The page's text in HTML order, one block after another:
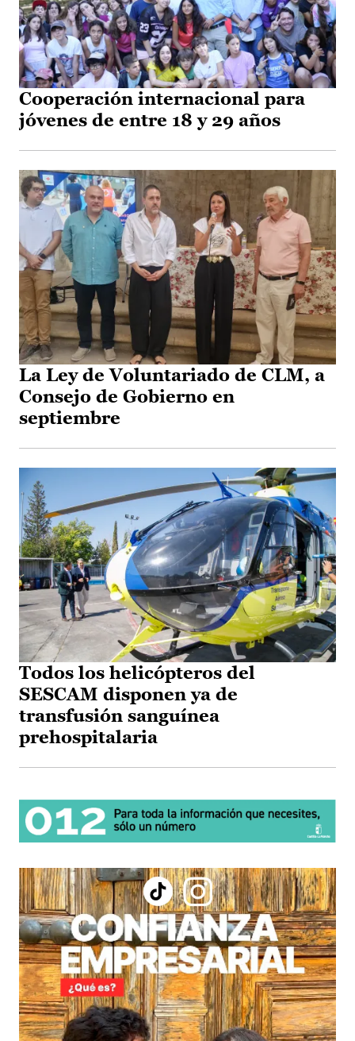
Cooperación internacional para
jóvenes de entre 18 y 29 años
La Ley de Voluntariado de CLM, a
Consejo de Gobierno en
septiembre
Todos los helicópteros del
SESCAM disponen ya de
transfusión sanguínea
prehospitalaria